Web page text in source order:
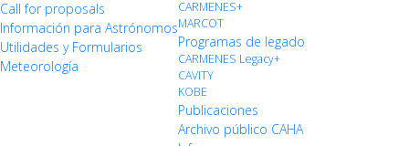
Call for proposals
Información para Astrónomos
Utilidades y Formularios
Meteorología
CARMENES+
MARCOT
Programas de legado
CARMENES Legacy+
CAVITY
KOBE
Publicaciones
Archivo público CAHA